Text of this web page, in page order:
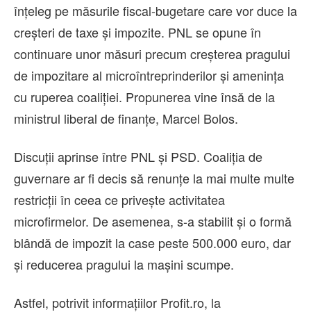
înțeleg pe măsurile fiscal-bugetare care vor duce la
creșteri de taxe și impozite. PNL se opune în
continuare unor măsuri precum creșterea pragului
de impozitare al microîntreprinderilor și amenința
cu ruperea coaliției. Propunerea vine însă de la
ministrul liberal de finanțe, Marcel Bolos.
Discuții aprinse între PNL și PSD. Coaliția de
guvernare ar fi decis să renunțe la mai multe multe
restricții în ceea ce privește activitatea
microfirmelor. De asemenea, s-a stabilit și o formă
blândă de impozit la case peste 500.000 euro, dar
și reducerea pragului la mașini scumpe.
Astfel, potrivit informațiilor Profit.ro, la